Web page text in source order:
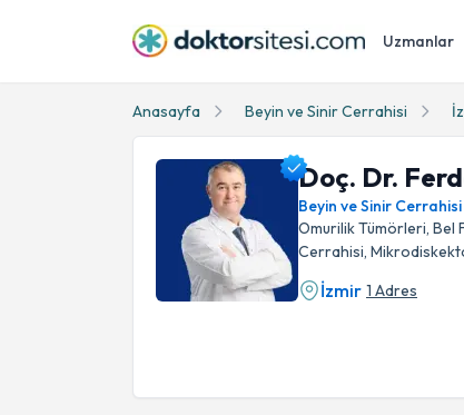
Uzmanlar
Anasayfa Beyin ve Sinir Cerrahisi
Doç. Dr.
Beyin ve Sinir Cerrahisi
Omurilik Tümörleri, Bel
Cerrahisi,
İzmir 1 Adres